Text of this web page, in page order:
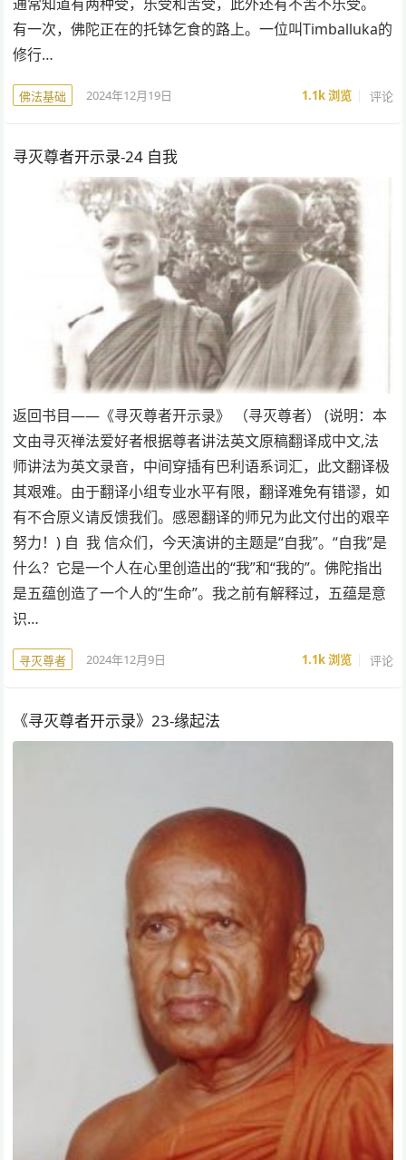
有一次，佛陀正在的托钵乞食的路上。一位叫Timballuka的
修行…
佛法基础 2024年12月19日 1.1k浏览 评论
寻灭尊者开示录-24 自我
返回书目——《寻灭尊者开示录》 （寻灭尊者） (说明：本
文由寻灭禅法爱好者根据尊者讲法英文原稿翻译成中文,法
师讲法为英文录音，中间穿插有巴利语系词汇，此文翻译极
其艰难。由于翻译小组专业水平有限，翻译难免有错谬，如
有不合原义请反馈我们。感恩翻译的师兄为此文付出的艰辛
努力！) 自 我 信众们，今天演讲的主题是“自我”。“自我”是
什么？它是一个人在心里创造出的“我”和“我的”。佛陀指出
是五蕴创造了一个人的“生命”。我之前有解释过，五蕴是意
识…
寻灭尊者 2024年12月9日 1.1k浏览 评论
《寻灭尊者开示录》23-缘起法